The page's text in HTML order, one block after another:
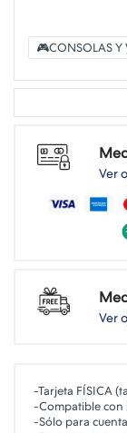
🎮CONSOLAS Y
Ver
Ver
-Tarjeta FÍSICA
-Compatible con
-Sólo para